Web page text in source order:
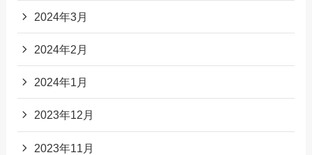
2024年3月
2024年2月
2024年1月
2023年12月
2023年11月